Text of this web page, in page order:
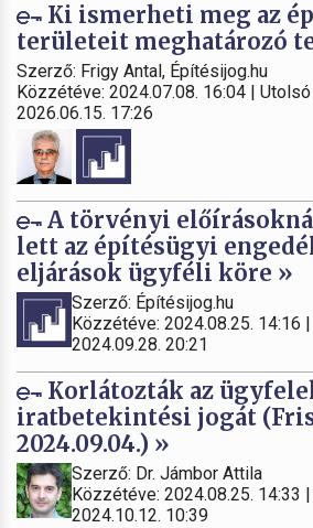
Ki ismerheti meg az
területeit meghatározó
Szerző: Frigy Antal, Építésijog.hu
Közzétéve: 2024.07.08. 16:04 |
2026.06.15. 17:26
A törvényi
lett az építésügyi
eljárások ügyféli köre »
Szerző: Építésijog.hu
Közzétéve: 2024.08.25. 14:16
2024.09.28. 20:21
Korlátozták az
iratbetekintési jogát
2024.09.04.) »
Szerző: Dr. Jámbor Attila
Közzétéve: 2024.08.25. 14:33
2024.10.12. 10:39